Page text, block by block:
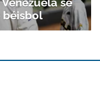
béisbol